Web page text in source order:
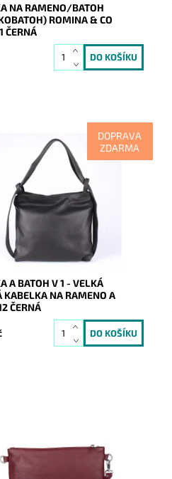
NA RAMENO/BATOH
ROMINA & CO
ČERNÁ
DOPRAVA
ZDARMA
na rameno a batoh v jednom
Moderní italský kvalitní
doplněk každé ženy.
Skladem
7822
A BATOH V 1 - VELKÁ
KABELKA NA RAMENO A
ČERNÁ
značky Borse in Pelle, kterou
i díky krátkému uchu jako